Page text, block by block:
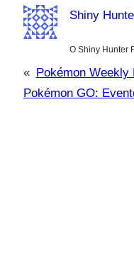
Shiny
O Shiny Hunter
«
Pokémon
Pokémon GO: